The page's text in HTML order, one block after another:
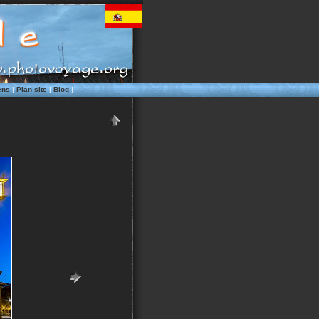
|Plan site|Blog|